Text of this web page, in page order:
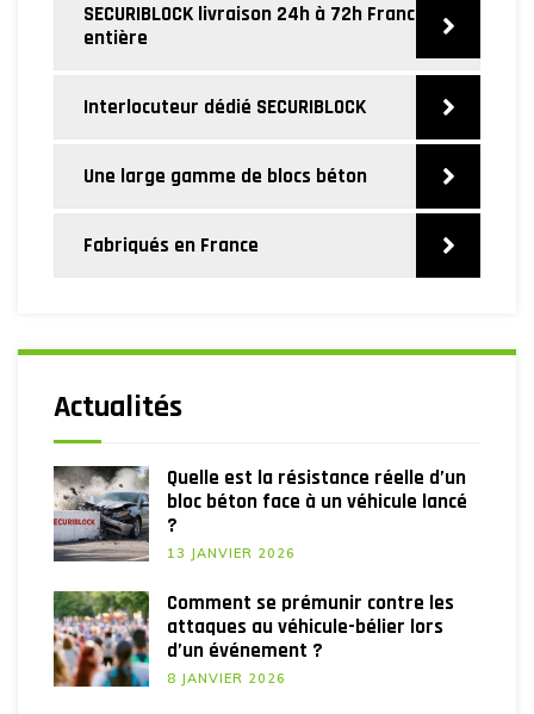
SECURIBLOCK livraison 24h à 72h France
entière
Interlocuteur dédié SECURIBLOCK
Une large gamme de blocs béton
Fabriqués en France
Actualités
Quelle est la résistance réelle d’un
bloc béton face à un véhicule lancé
?
13 JANVIER 2026
Comment se prémunir contre les
attaques au véhicule-bélier lors
d’un événement ?
8 JANVIER 2026